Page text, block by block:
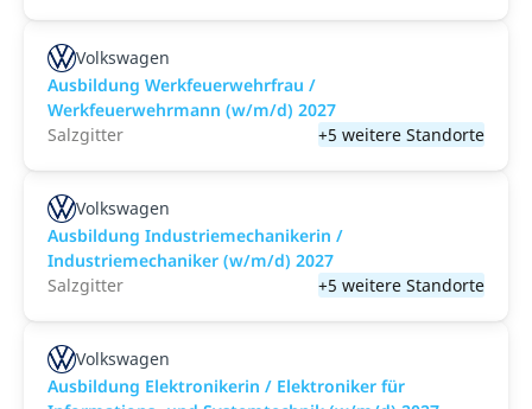
Volkswagen
Ausbildung Werkfeuerwehrfrau /
Werkfeuerwehrmann (w/m/d) 2027
Salzgitter
+5 weitere Standorte
Volkswagen
Ausbildung Industriemechanikerin /
Industriemechaniker (w/m/d) 2027
Salzgitter
+5 weitere Standorte
Volkswagen
Ausbildung Elektronikerin / Elektroniker für